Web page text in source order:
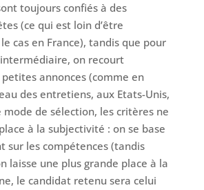
toujours confiés à des
(ce qui est loin d’être
cas en France), tandis que pour
on recourt
annonces (comme en
des entretiens, aux Etats-Unis,
de sélection, les critères ne
à la subjectivité : on se base
sur les compétences (tandis
laisse une plus grande place à la
le candidat retenu sera celui